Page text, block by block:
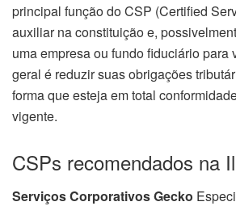
principal função do CSP (Certified
auxiliar na constituição e,
uma empresa ou fundo fiduciário para
geral é reduzir suas obrigações
forma que esteja em total
vigente.
CSPs recomendados na
Serviços Corporativos Gecko